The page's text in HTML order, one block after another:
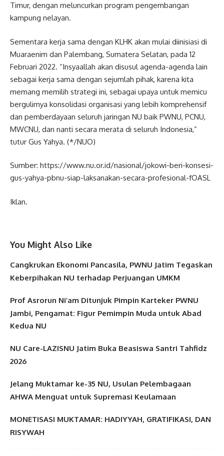
Timur, dengan meluncurkan program pengembangan
kampung nelayan.
Sementara kerja sama dengan KLHK akan mulai diinisiasi di
Muaraenim dan Palembang, Sumatera Selatan, pada 12
Februari 2022. “Insyaallah akan disusul agenda-agenda lain
sebagai kerja sama dengan sejumlah pihak, karena kita
memang memilih strategi ini, sebagai upaya untuk memicu
bergulirnya konsolidasi organisasi yang lebih komprehensif
dan pemberdayaan seluruh jaringan NU baik PWNU, PCNU,
MWCNU, dan nanti secara merata di seluruh Indonesia,”
tutur Gus Yahya. (*/NUO)
Sumber: https://www.nu.or.id/nasional/jokowi-beri-konsesi-
gus-yahya-pbnu-siap-laksanakan-secara-profesional-fOASL
Iklan.
You Might Also Like
Cangkrukan Ekonomi Pancasila, PWNU Jatim Tegaskan
Keberpihakan NU terhadap Perjuangan UMKM
Prof Asrorun Ni’am Ditunjuk Pimpin Karteker PWNU
Jambi, Pengamat: Figur Pemimpin Muda untuk Abad
Kedua NU
NU Care-LAZISNU Jatim Buka Beasiswa Santri Tahfidz
2026
Jelang Muktamar ke-35 NU, Usulan Pelembagaan
AHWA Menguat untuk Supremasi Keulamaan
MONETISASI MUKTAMAR: HADIYYAH, GRATIFIKASI, DAN
RISYWAH